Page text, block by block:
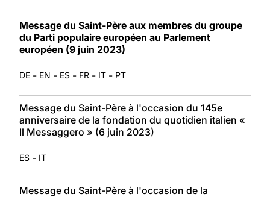
Message du Saint-Père aux membres du groupe
du Parti populaire européen au Parlement
européen (9 juin 2023)
DE - EN - ES - FR - IT - PT
Message du Saint-Père à l'occasion du 145e
anniversaire de la fondation du quotidien italien «
Il Messaggero » (6 juin 2023)
ES - IT
Message du Saint-Père à l'occasion de la